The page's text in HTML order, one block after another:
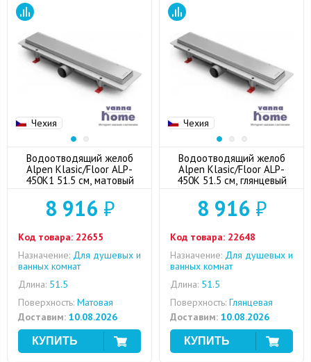
Чехия
Водоотводящий желоб
Alpen Klasic/Floor ALP-
450K1 51.5 см, матовый
8 916 ₽
Код товара: 22655
Назначение: Для душевых и
ванных комнат
Длина: 51.5
Поверхность: Матовая
Доставим: 10.08.2026
Чехия
Водоотводящий желоб
Alpen Klasic/Floor ALP-
450K 51.5 см, глянцевый
8 916 ₽
Код товара: 22648
Назначение: Для душевых и
ванных комнат
Длина: 51.5
Поверхность: Глянцевая
Доставим: 10.08.2026